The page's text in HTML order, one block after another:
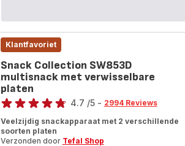
Klantfavoriet
Snack Collection SW853D
multisnack met verwisselbare
platen
Score
4.7 /5 - 2994 Reviews
Veelzijdig snackapparaat met 2 verschillende
soorten platen
Verzonden door Tefal Shop